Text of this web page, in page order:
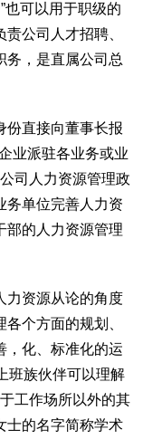
也可以用于职级的
公司人才招聘、
务，是直属公司总
份直接向董事长报
业派驻各业务或业
司人力资源管理政
务单位完善人力资
部的人力资源管理
力资源从论的角度
个方面的规划、
，化、标准化的运
班族伙伴可以理解
工作场所以外的其
士的名字简称学术